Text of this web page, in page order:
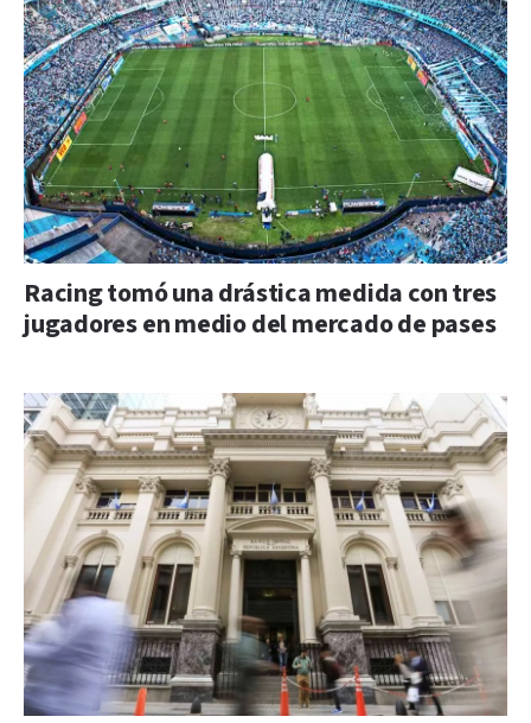
Racing tomó una drástica medida con tres
jugadores en medio del mercado de pases